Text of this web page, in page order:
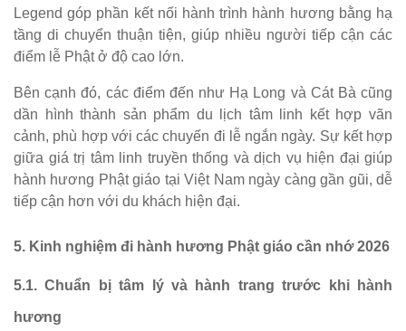
Legend góp phần kết nối hành trình hành hương bằng hạ
tầng di chuyển thuận tiện, giúp nhiều người tiếp cận các
điểm lễ Phật ở độ cao lớn.
Bên cạnh đó, các điểm đến như Hạ Long và Cát Bà cũng
dần hình thành sản phẩm du lịch tâm linh kết hợp vãn
cảnh, phù hợp với các chuyến đi lễ ngắn ngày. Sự kết hợp
giữa giá trị tâm linh truyền thống và dịch vụ hiện đại giúp
hành hương Phật giáo tại Việt Nam ngày càng gần gũi, dễ
tiếp cận hơn với du khách hiện đại.
5. Kinh nghiệm đi hành hương Phật giáo cần nhớ 2026
5.1. Chuẩn bị tâm lý và hành trang trước khi hành
hương